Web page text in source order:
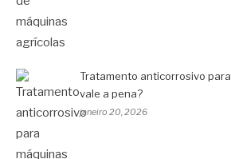
Tratamento anticorrosivo
vale a pena?
janeiro 20, 2026